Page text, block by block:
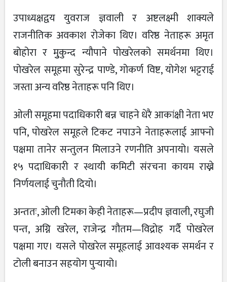
उपाध्यक्षद्वय युवराज ज्ञवाली र अष्टलक्ष्मी शाक्यले
राजनीतिक अवकाश रोजेका थिए। वरिष्ठ नेताहरू अमृत
बोहोरा र मुुकुन्द न्यौपाने पोखरेलको समर्थनमा थिए।
पोखरेल समूहमा सुरेन्द्र पाण्डे, गोकर्ण विष्ट, योगेश भट्टराई
जस्ता अन्य वरिष्ठ नेताहरू पनि थिए।
ओली समूहमा पदाधिकारी बन्न चाहने धेरै आकांक्षी नेता भए
पनि, पोखरेल समूहले टिकट नपाउने नेताहरूलाई आफ्नो
पक्षमा तानेर सन्तुलन मिलाउने रणनीति अपनायो। यसले
१५ पदाधिकारी र स्थायी कमिटी संरचना कायम राख्ने
निर्णयलाई चुनौती दियो।
अन्ततः, ओली टिमका केही नेताहरू—प्रदीप ज्ञवाली, रघुजी
पन्त, अग्नि खरेल, राजेन्द्र गौतम—विद्रोह गर्दै पोखरेल
पक्षमा गए। यसले पोखरेल समूहलाई आवश्यक समर्थन र
टोली बनाउन सहयोग पुर्‍यायो।